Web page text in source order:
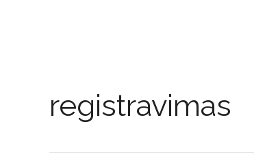
registravimas